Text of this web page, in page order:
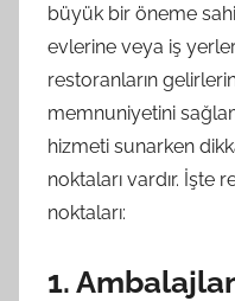
büyük bir öneme
evlerine veya iş
restoranların
memnuniyetini
hizmeti sunarken
noktaları vardır. İşte
noktaları:
1.